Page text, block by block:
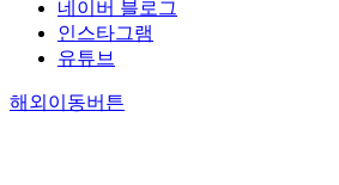
네이버 블로그
인스타그램
유튜브
해외이동버튼